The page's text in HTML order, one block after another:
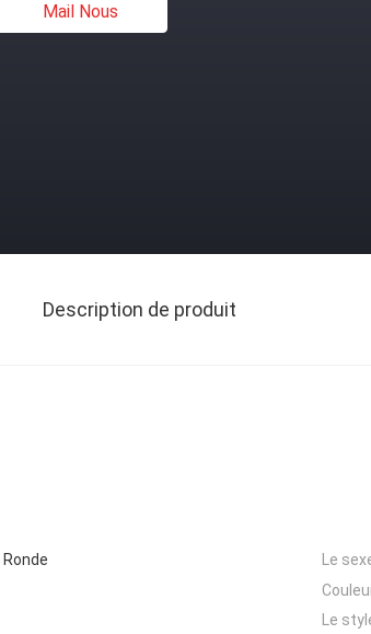
Mail Nous
Description de produit
Ronde Le
Le